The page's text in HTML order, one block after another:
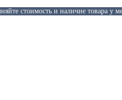
стоимость и наличие товара у